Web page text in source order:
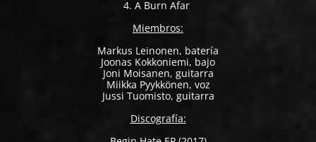
4. A Burn Afar
Miembros:
Markus Leinonen, batería
Joonas Kokkoniemi, bajo
Joni Moisanen, guitarra
Miikka Pyykkönen, voz
Jussi Tuomisto, guitarra
Discografía: